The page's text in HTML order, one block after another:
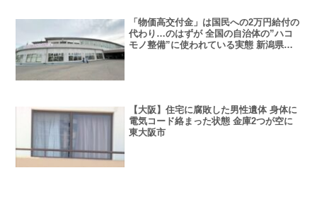
「物価高交付金」は国民への2万円給付の
代わり…のはずが 全国の自治体の”ハコ
モノ整備”に使われている実態 新潟県
【大阪】住宅に腐敗した男性遺体 身体に
電気コード絡まった状態 金庫2つが空に
東大阪市